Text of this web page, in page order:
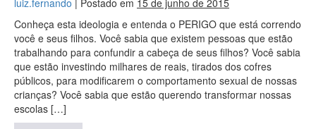
Conheça esta ideologia e entenda o PERIGO que está correndo
você e seus filhos. Você sabia que existem pessoas que estão
trabalhando para confundir a cabeça de seus filhos? Você sabia
que estão investindo milhares de reais, tirados dos cofres
públicos, para modificarem o comportamento sexual de nossas
crianças? Você sabia que estão querendo transformar nossas
escolas […]